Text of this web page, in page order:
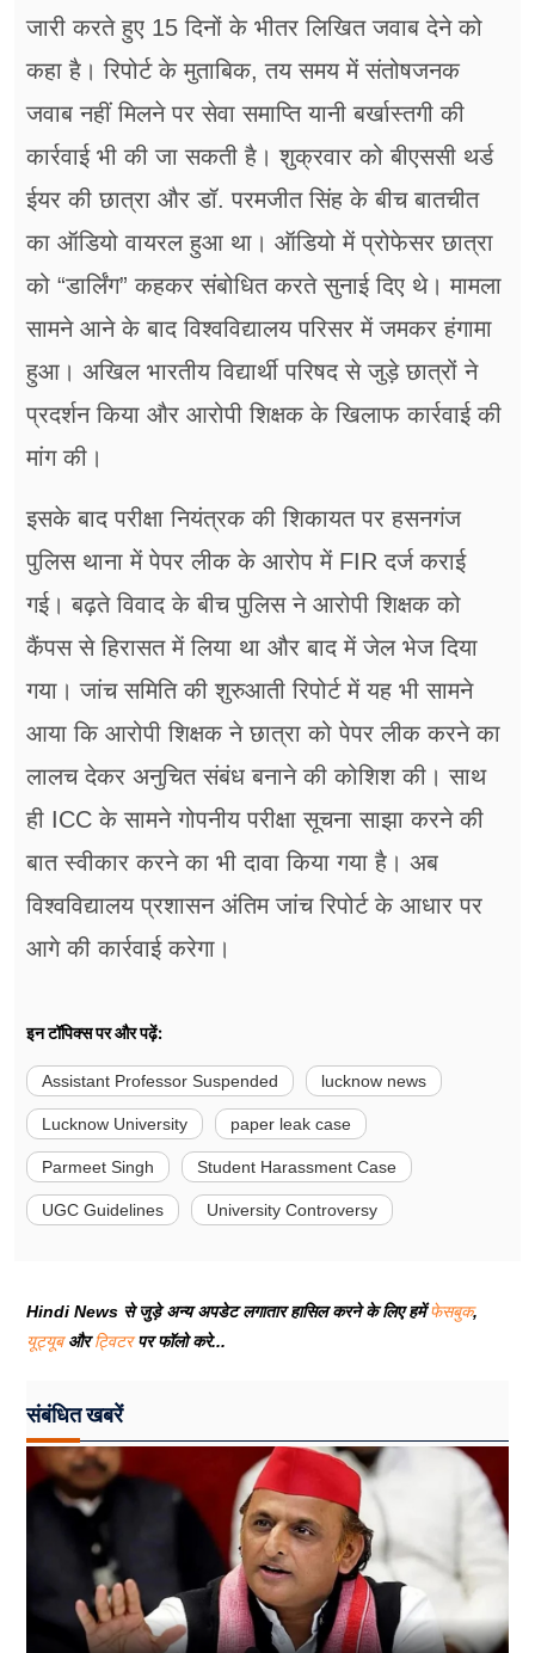
जारी करते हुए 15 दिनों के भीतर लिखित जवाब देने को
कहा है। रिपोर्ट के मुताबिक, तय समय में संतोषजनक
जवाब नहीं मिलने पर सेवा समाप्ति यानी बर्खास्तगी की
कार्रवाई भी की जा सकती है। शुक्रवार को बीएससी थर्ड
ईयर की छात्रा और डॉ. परमजीत सिंह के बीच बातचीत
का ऑडियो वायरल हुआ था। ऑडियो में प्रोफेसर छात्रा
को “डार्लिंग” कहकर संबोधित करते सुनाई दिए थे। मामला
सामने आने के बाद विश्वविद्यालय परिसर में जमकर हंगामा
हुआ। अखिल भारतीय विद्यार्थी परिषद से जुड़े छात्रों ने
प्रदर्शन किया और आरोपी शिक्षक के खिलाफ कार्रवाई की
मांग की।
इसके बाद परीक्षा नियंत्रक की शिकायत पर हसनगंज
पुलिस थाना में पेपर लीक के आरोप में FIR दर्ज कराई
गई। बढ़ते विवाद के बीच पुलिस ने आरोपी शिक्षक को
कैंपस से हिरासत में लिया था और बाद में जेल भेज दिया
गया। जांच समिति की शुरुआती रिपोर्ट में यह भी सामने
आया कि आरोपी शिक्षक ने छात्रा को पेपर लीक करने का
लालच देकर अनुचित संबंध बनाने की कोशिश की। साथ
ही ICC के सामने गोपनीय परीक्षा सूचना साझा करने की
बात स्वीकार करने का भी दावा किया गया है। अब
विश्वविद्यालय प्रशासन अंतिम जांच रिपोर्ट के आधार पर
आगे की कार्रवाई करेगा।
इन टॉपिक्स पर और पढ़ें:
Assistant Professor Suspended lucknow news
Lucknow University paper leak case
Parmeet Singh Student Harassment Case
UGC Guidelines University Controversy
Hindi News से जुड़े अन्य अपडेट लगातार हासिल करने के लिए हमेंफेसबुक,
यूट्यूबऔरट्विटरपर फॉलो करे...
संबंधित खबरें